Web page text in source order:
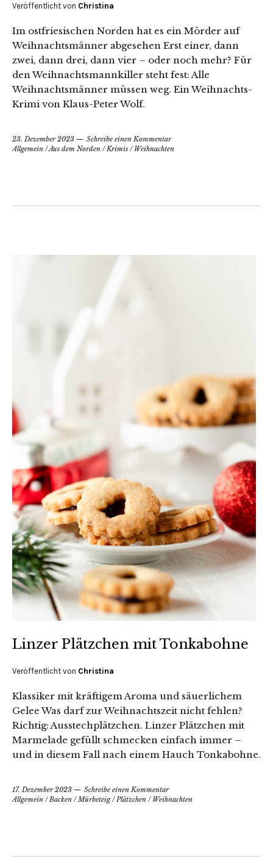
Veröffentlicht von Christina
Im ostfriesischen Norden hat es ein Mörder auf
Weihnachtsmänner abgesehen Erst einer, dann
zwei, dann drei, dann vier – oder noch mehr? Für
den Weihnachtsmannkiller steht fest: Alle
Weihnachtsmänner müssen weg. Ein Weihnachts-
Krimi von Klaus-Peter Wolf.
23. Dezember 2023
Schreibe einen Kommentar
Allgemein /Aus dem Norden /Krimis / Weihnachten
Linzer Plätzchen mit Tonkabohne
Veröffentlicht von Christina
Klassiker mit kräftigem Aroma und säuerlichem
Gelee Was darf zur Weihnachtszeit nicht fehlen?
Richtig: Ausstechplätzchen. Linzer Plätzchen mit
Marmelade gefüllt schmecken einfach immer –
und in diesem Fall nach einem Hauch Tonkabohne.
17. Dezember 2023
Schreibe einen Kommentar
Allgemein /Backen /Mürbeteig/Plätzchen / Weihnachten